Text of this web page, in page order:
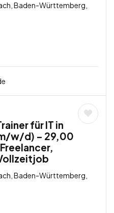
Baden-Württemberg,
für IT in
w/d) – 29,00
Baden-Württemberg,